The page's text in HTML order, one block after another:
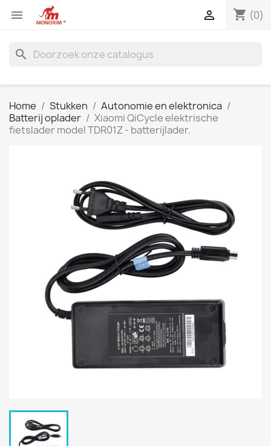
 shopping_cart (0)

search
Home Stukken
Autonomie en elektronica
Batterij oplader
Xiaomi QiCycle elektrische
fietslader model TDR01Z - batterijlader.